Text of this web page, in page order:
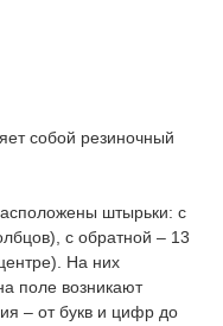
собой резиночный
штырьки: с
с обратной – 13
На них
поле возникают
– от букв и цифр до